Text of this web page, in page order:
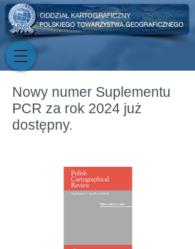
ODDZIAŁ KARTOGRAFICZNY
POLSKIEGO TOWARZYSTWA GEOGRAFICZNEGO
Nowy numer Suplementu
PCR za rok 2024 już
dostępny.